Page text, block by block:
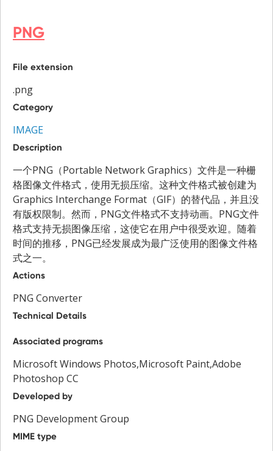
PNG
File extension
.png
Category
IMAGE
Description
一个PNG（Portable Network Graphics）文件是一种栅
格图像文件格式，使用无损压缩。这种文件格式被创建为
Graphics Interchange Format（GIF）的替代品，并且没
有版权限制。然而，PNG文件格式不支持动画。PNG文件
格式支持无损图像压缩，这使它在用户中很受欢迎。随着
时间的推移，PNG已经发展成为最广泛使用的图像文件格
式之一。
Actions
PNG Converter
Technical Details
Associated programs
Microsoft Windows Photos,Microsoft Paint,Adobe
Photoshop CC
Developed by
PNG Development Group
MIME type